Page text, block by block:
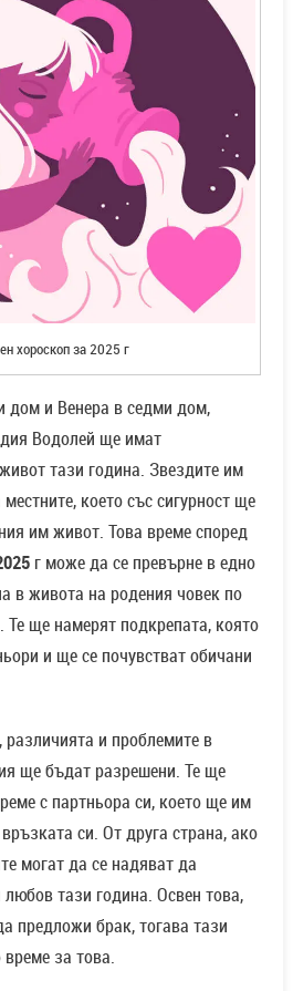
хороскоп за 2025 г
дом и Венера в седми дом,
Водолей ще имат
тази година. Звездите им
което със сигурност ще
им живот. Това време според
г може да се превърне в едно
в живота на родения човек по
ще намерят подкрепата, която
и ще се почувстват обичани
различията и проблемите в
ще бъдат разрешени. Те ще
с партньора си, което ще им
си. От друга страна, ако
могат да се надяват да
любов тази година. Освен това,
предложи брак, тогава тази
време за това.